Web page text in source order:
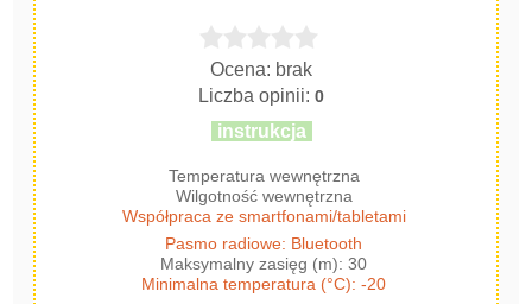
Ocena: brak
Liczba opinii:0
instrukcja
Temperatura wewnętrzna
Wilgotność wewnętrzna
Współpraca ze smartfonami/tabletami
Pasmo radiowe: Bluetooth
Maksymalny zasięg (m): 30
Minimalna temperatura (°C): -20